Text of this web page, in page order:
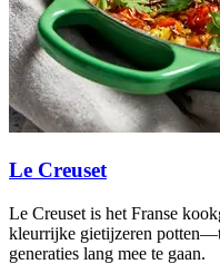
Le Creuset
Le Creuset is het Franse
kleurrijke gietijzeren
generaties lang mee te gaan.